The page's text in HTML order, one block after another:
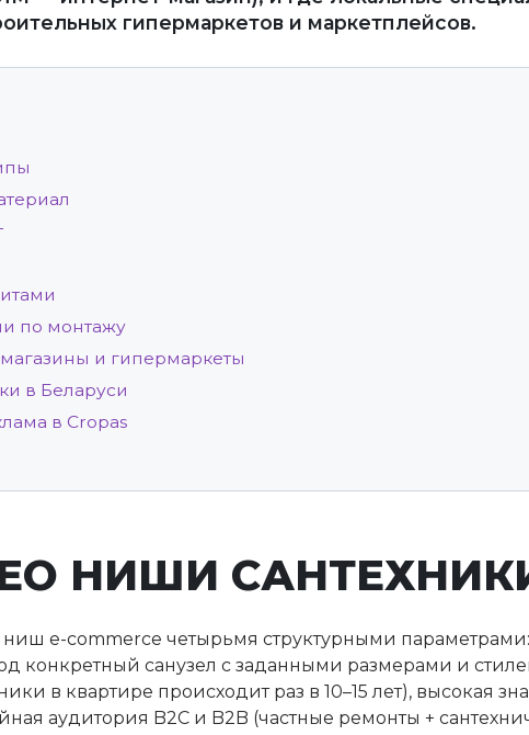
гипермаркетов и маркетплейсов.
по монтажу
и гипермаркеты
в Беларуси
в Cropas
НИШИ
ниш e-commerce четырьмя структурными
конкретный санузел с заданными размерами и
в квартире происходит раз в 10–15 лет), высокая
аудитория B2C и B2B (частные ремонты +